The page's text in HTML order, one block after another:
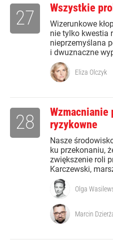
Wszystkie
Wizerunkowe
nie tylko kwestia
nieprzemyślana
i dwuznaczne
27
Eliza Olczyk
ryzykowne
Nasze
ku przekonaniu,
zwiększenie roli
Karczewski,
28
Olga
Marcin